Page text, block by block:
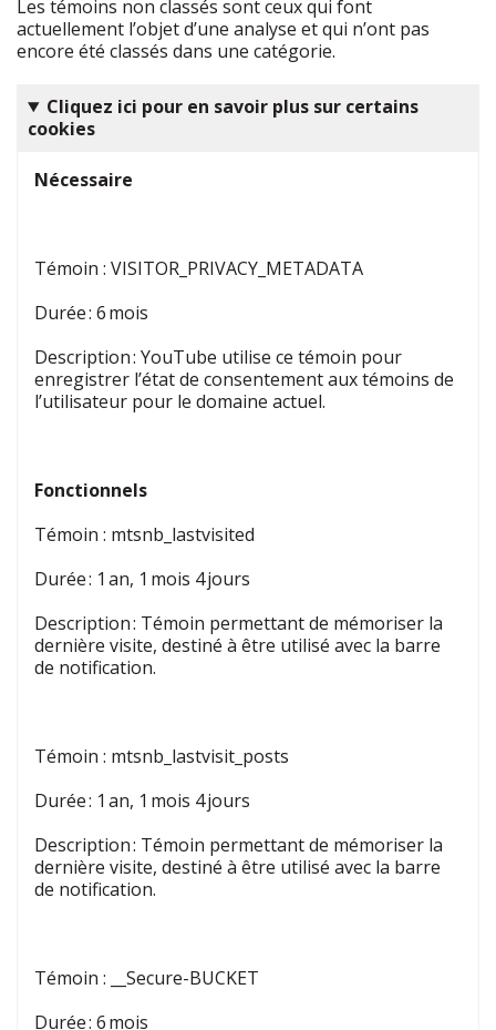
Les témoins non classés sont ceux qui font
actuellement l’objet d’une analyse et qui n’ont pas
encore été classés dans une catégorie.
Cliquez ici pour en savoir plus sur certains
cookies
Nécessaire
Témoin : VISITOR_PRIVACY_METADATA
Durée : 6 mois
Description : YouTube utilise ce témoin pour
enregistrer l’état de consentement aux témoins de
l’utilisateur pour le domaine actuel.
Fonctionnels
Témoin : mtsnb_lastvisited
Durée : 1 an, 1 mois 4 jours
Description : Témoin permettant de mémoriser la
dernière visite, destiné à être utilisé avec la barre
de notification.
Témoin : mtsnb_lastvisit_posts
Durée : 1 an, 1 mois 4 jours
Description : Témoin permettant de mémoriser la
dernière visite, destiné à être utilisé avec la barre
de notification.
Témoin :
__Secure-BUCKET
Durée : 6 mois